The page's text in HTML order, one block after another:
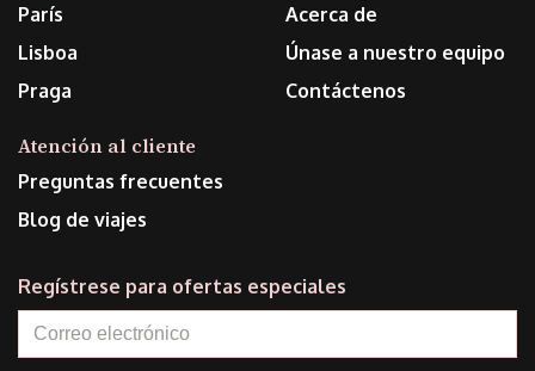
París
Lisboa
Praga
Acerca de
Únase a nuestro equipo
Contáctenos
Atención al cliente
Preguntas frecuentes
Blog de viajes
Regístrese para ofertas especiales